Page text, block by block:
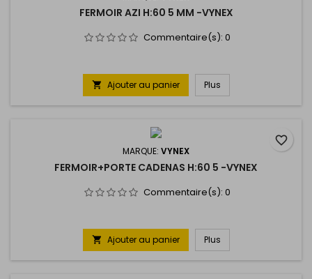
FERMOIR AZI H:60 5 MM -VYNEX
Commentaire(s): 0
 Ajouter au panier Plus
MARQUE: VYNEX
FERMOIR+PORTE CADENAS H:60 5 -VYNEX
Commentaire(s): 0
 Ajouter au panier Plus
favorite_border